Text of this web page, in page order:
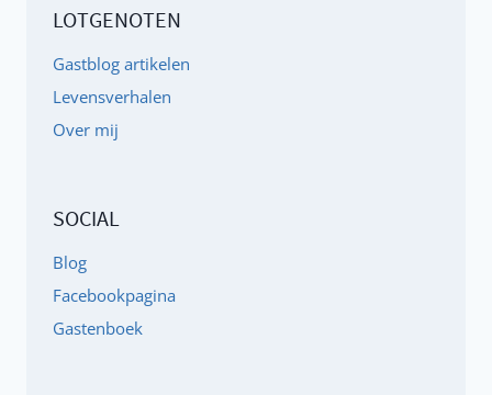
LOTGENOTEN
Gastblog artikelen
Levensverhalen
Over mij
SOCIAL
Blog
Facebookpagina
Gastenboek